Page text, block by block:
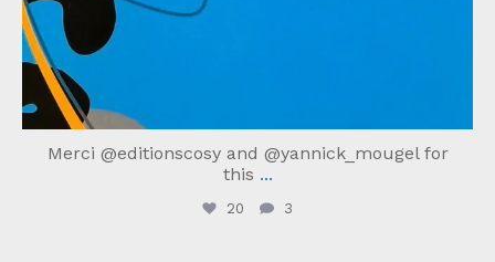
Merci @editionscosy and @yannick_mougel for
this ...
20 3